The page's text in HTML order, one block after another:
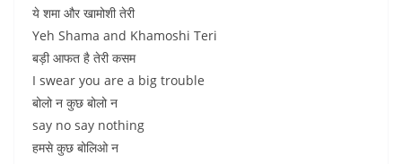
ये शमा और खामोशी तेरी
Yeh Shama and Khamoshi Teri
बड़ी आफत है तेरी कसम
I swear you are a big trouble
बोलो न कुछ बोलो न
say no say nothing
हमसे कुछ बोलिओ न